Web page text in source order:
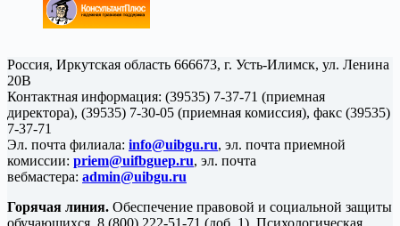
Россия, Иркутская область 666673, г. Усть-Илимск, ул. Ленина
20В
Контактная информация: (39535) 7-37-71 (приемная
директора), (39535) 7-30-05 (приемная комиссия), факс (39535)
7-37-71
Эл. почта филиала: info@uibgu.ru, эл. почта приемной
комиссии: priem@uifbguep.ru, эл. почта
вебмастера: admin@uibgu.ru
Горячая линия. Обеспечение правовой и социальной защиты
обучающихся. 8 (800) 222-51-71 (доб. 1). Психологическая